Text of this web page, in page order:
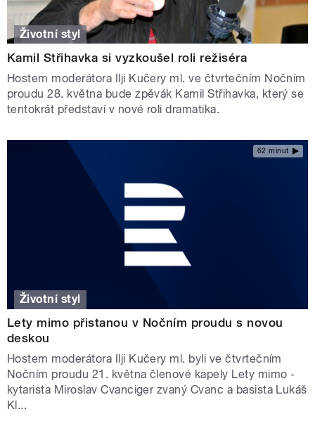
Životní styl
Kamil Střihavka si vyzkoušel roli režiséra
Hostem moderátora Ilji Kučery ml. ve čtvrtečním Nočním
proudu 28. května bude zpěvák Kamil Střihavka, který se
tentokrát představí v nové roli dramatika.
62 minut
Životní styl
Lety mimo přistanou v Nočním proudu s novou
deskou
Hostem moderátora Ilji Kučery ml. byli ve čtvrtečním
Nočním proudu 21. května členové kapely Lety mimo -
kytarista Miroslav Cvanciger zvaný Cvanc a basista Lukáš
Kl...